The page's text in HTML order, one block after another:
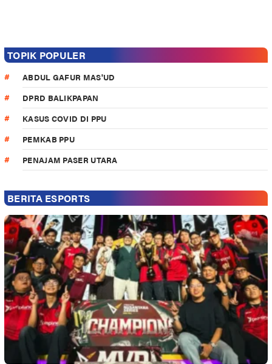
TOPIK POPULER
ABDUL GAFUR MAS'UD
DPRD BALIKPAPAN
KASUS COVID DI PPU
PEMKAB PPU
PENAJAM PASER UTARA
BERITA ESPORTS